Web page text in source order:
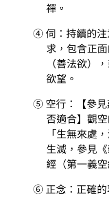
禪。
④ 伺：持續的
求，包含正
（善法欲）
欲望。
⑤ 空行：【參
否適合】觀
「生無來處
生滅，參見
經（第一義空
⑥ 正念：正確